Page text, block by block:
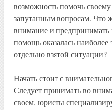
возможность помочь
запутанным вопросам. Что
внимание и предпринимать
помощь оказалась
отдельно взятой ситуации?
Начать стоит с
Следует принимать во
своем, юристы